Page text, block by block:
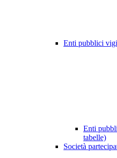
Enti pubblici
Enti
tabelle)
Società